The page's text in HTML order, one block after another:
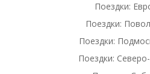
Поездки:
Поездки:
Поездки:
Поездки: